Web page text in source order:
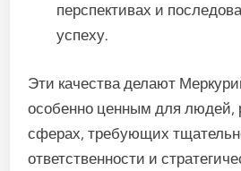
перспективах и
успеху.
Эти качества делают
особенно ценным для людей,
сферах, требующих
ответственности и